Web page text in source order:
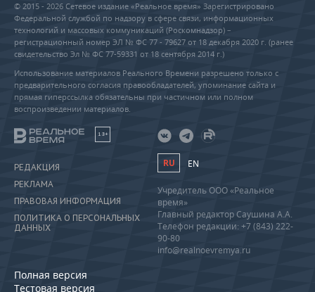
© 2015 - 2026 Сетевое издание «Реальное время» Зарегистрировано
Федеральной службой по надзору в сфере связи, информационных
технологий и массовых коммуникаций (Роскомнадзор) –
регистрационный номер ЭЛ № ФС 77 - 79627 от 18 декабря 2020 г. (ранее
свидетельство Эл № ФС 77-59331 от 18 сентября 2014 г.)
Использование материалов Реального Времени разрешено только с
предварительного согласия правообладателей, упоминание сайта и
прямая гиперссылка обязательны при частичном или полном
воспроизведении материалов.
18+
РЕДАКЦИЯ
РЕКЛАМА
ПРАВОВАЯ ИНФОРМАЦИЯ
ПОЛИТИКА О ПЕРСОНАЛЬНЫХ
ДАННЫХ
Полная версия
Тестовая версия
RU EN
Учредитель ООО «Реальное
время»
Главный редактор Саушина А.А.
Телефон редакции: +7 (843) 222-
90-80
info@realnoevremya.ru